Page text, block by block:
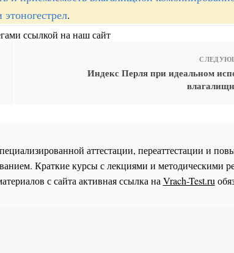
.
ссылкой на наш сайт
Индекс Перля при идеальном
аттестации, переаттестации и
Краткие курсы с лекциями и методическими
с сайта активная ссылка наVrach-Test.ru